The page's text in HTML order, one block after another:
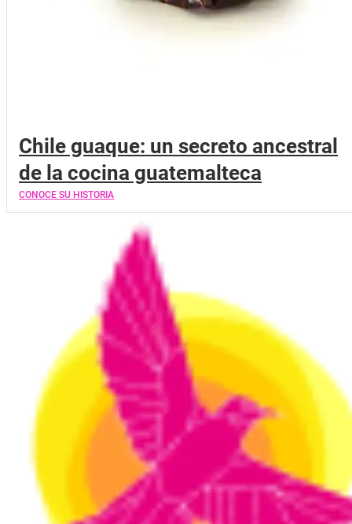
Chile guaque: un secreto ancestral
de la cocina guatemalteca
CONOCE SU HISTORIA